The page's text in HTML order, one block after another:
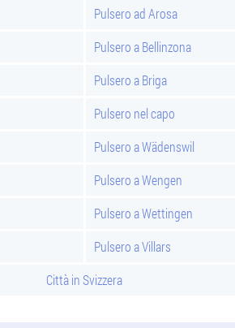
Pulsero ad Arosa
Pulsero a Bellinzona
Pulsero a Briga
Pulsero nel capo
Pulsero a Wädenswil
Pulsero a Wengen
Pulsero a Wettingen
Pulsero a Villars
Città in Svizzera